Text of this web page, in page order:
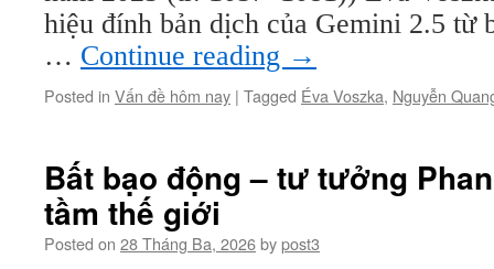
hiệu đính bản dịch của Gemini 2.5 từ
… Continue reading →
Posted in Vấn đề hôm nay | Tagged Éva Voszka, Nguyễn
Bất bạo động – tư tưởng
tầm thế giới
Posted on 28 Tháng Ba, 2026bypost3